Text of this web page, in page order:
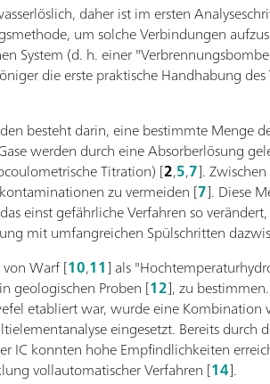
daher ist im ersten
um solche Verbindungen
System (d. h. einer
die erste praktische Handhabung des
besteht darin, eine bestimmte Menge
werden durch eine Absorberlösung
Titration) [2,5,7].
zu vermeiden [7]. Diese
einst gefährliche Verfahren so
mit umfangreichen Spülschritten
Warf [10,11] als
geologischen Proben [12], zu
etabliert war, wurde eine
eingesetzt. Bereits durch
IC konnten hohe Empfindlichkeiten
vollautomatischer Verfahren [14].